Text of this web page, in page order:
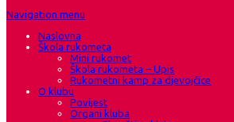
Navigation menu
Naslovna
Škola rukometa
Mini rukomet
Škola rukometa – Upis
Rukometni kamp za djevojčice
O klubu
Povijest
Organi kluba